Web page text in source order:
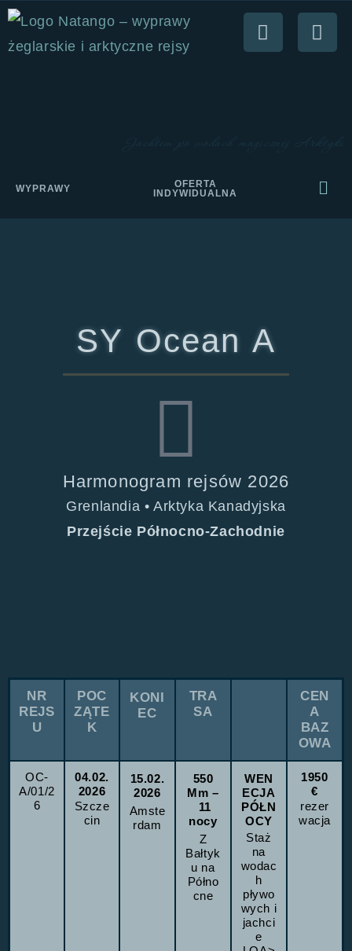
WYPRAWY
OFERTA
INDYWIDUALNA
SY Ocean A
Harmonogram rejsów 2026
Grenlandia • Arktyka Kanadyjska
Przejście Północno-Zachodnie
NR
REJS
U
POC
ZĄTE
K
KONI
EC
TRA
SA
CEN
A
BAZ
OWA
OC-
A/01/2
6
04.02.
2026
Szcze
cin
15.02.
2026
Amste
rdam
550
Mm–
11
nocy
Z
Bałtyk
u na
Półno
cne
WEN
ECJA
PÓŁN
OCY
Staż
na
wodac
h
pływo
wych i
jachci
e
1950
€
rezer
wacja